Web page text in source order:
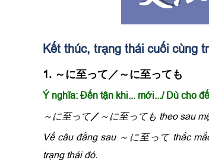
Kết thúc, trạng thái cuối cùng
1. ～に至って／～に至っても
Ý nghĩa: Đến tận khi... mới.../ Dù cho
～に至って／ ～に至っても theo sau
Vế câu đằng sau ～に至って thắc
trạng thái đó.